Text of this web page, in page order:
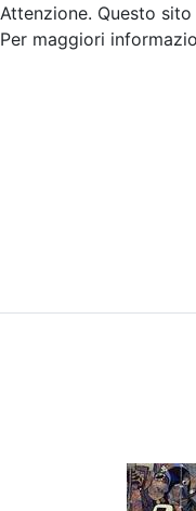
Attenzione. Questo
Per maggiori